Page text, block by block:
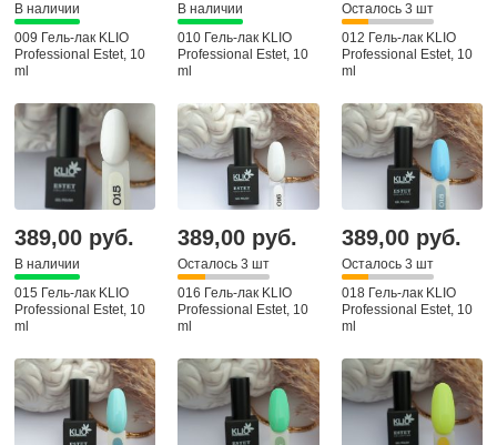
В наличии
009 Гель-лак KLIO
Professional Estet, 10
ml
В наличии
010 Гель-лак KLIO
Professional Estet, 10
ml
Осталось 3 шт
012 Гель-лак KLIO
Professional Estet, 10
ml
389,00 руб.
В наличии
015 Гель-лак KLIO
Professional Estet, 10
ml
389,00 руб.
Осталось 3 шт
016 Гель-лак KLIO
Professional Estet, 10
ml
389,00 руб.
Осталось 3 шт
018 Гель-лак KLIO
Professional Estet, 10
ml